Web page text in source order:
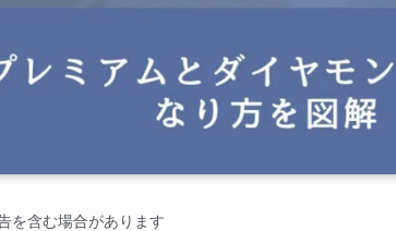
を含む場合があります